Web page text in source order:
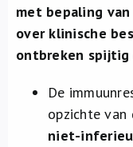
met bepaling
over klinische
ontbreken spijtig
De
opzichte van
niet-